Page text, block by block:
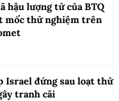
hậu lượng tử của BTQ
mốc thử nghiệm trên
Israel đứng sau loạt thử
tranh cãi